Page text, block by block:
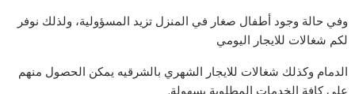
وفي حالة وجود أطفال صغار في المنزل تزيد المسؤولية، ولذلك نوفر
لكم شغالات للايجار اليومي
الدمام وكذلك شغالات للايجار الشهري بالشرقيه يمكن الحصول منهم
على كافة الخدمات المطلوبة بسهولة.